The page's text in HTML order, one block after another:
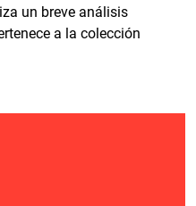
un breve análisis
a la colección